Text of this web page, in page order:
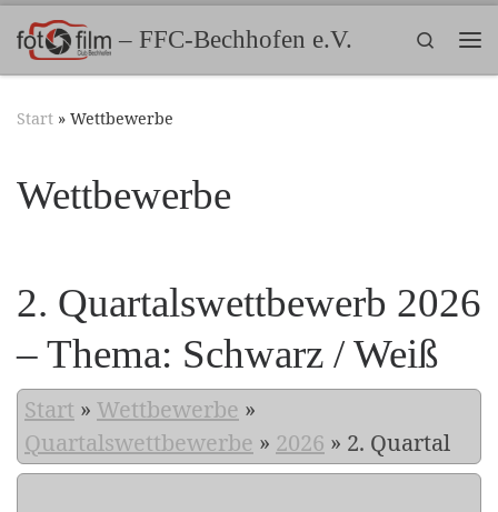
Zum Inhalt springen– FFC-Bechhofen e.V.
Search
Start » Wettbewerbe
Wettbewerbe
2. Quartalswettbewerb 2026
– Thema: Schwarz / Weiß
Start » Wettbewerbe »
Quartalswettbewerbe » 2026 » 2. Quartal